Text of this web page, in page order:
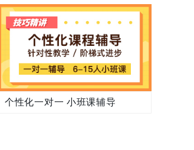
个性化一对一 小班课辅导